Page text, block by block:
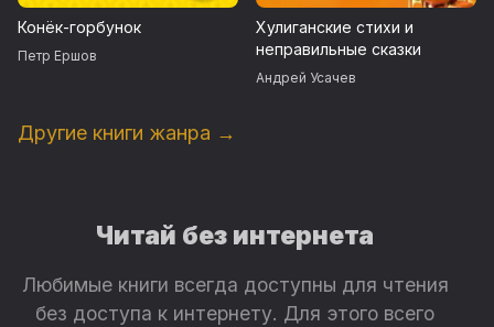
Конёк-горбунок
Петр Ершов
Хулиганские стихи и
неправильные сказки
Андрей Усачев
Другие книги жанра →
Читай без интернета
Любимые книги всегда доступны для чтения
без доступа к интернету. Для этого всего